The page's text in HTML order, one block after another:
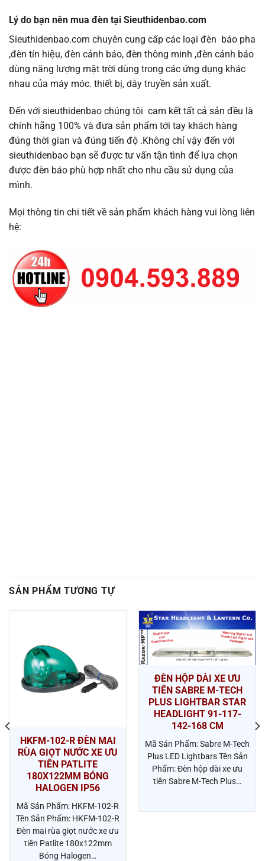
Lý do bạn nên mua đèn tại Sieuthidenbao.com
Sieuthidenbao.com chuyên cung cấp các loại đèn báo pha
,đèn tín hiệu, đèn cảnh báo, đèn thông minh ,đèn cảnh báo
dùng năng lượng mặt trời dùng trong các ứng dụng khác
nhau của máy móc. thiết bị, dây truyền sản xuất.
Đến với sieuthidenbao chúng tôi cam kết tất cả sản đều là
chính hãng 100% và đưa sản phẩm tới tay khách hàng
đúng thời gian và đúng tiến độ .Không chỉ vậy đến với
sieuthidenbao bạn sẽ được tư vấn tận tình để lựa chọn
được đèn báo phù hợp nhất cho nhu cầu sử dụng của
mình.
Mọi thông tin chi tiết về sản phẩm khách hàng vui lòng liên
hệ:
SẢN PHẨM TƯƠNG TỰ
HKFM-102-R ĐÈN MAI
RÙA GIỌT NƯỚC XE ƯU
TIÊN PATLITE
180X122MM BÓNG
HALOGEN IP56
Mã Sản Phẩm: HKFM-102-R
Tên Sản Phẩm: HKFM-102-R
Đèn mai rùa giọt nước xe ưu
tiên Patlite 180x122mm
Bóng Halogen…
ĐÈN HỘP DÀI XE ƯU
TIÊN SABRE M-TECH
PLUS LIGHTBAR STAR
HEADLIGHT 91-117-
142-168 CM
Mã Sản Phẩm: Sabre M-Tech
Plus LED Lightbars Tên Sản
Phẩm: Đèn hộp dài xe ưu
tiên Sabre M-Tech Plus…